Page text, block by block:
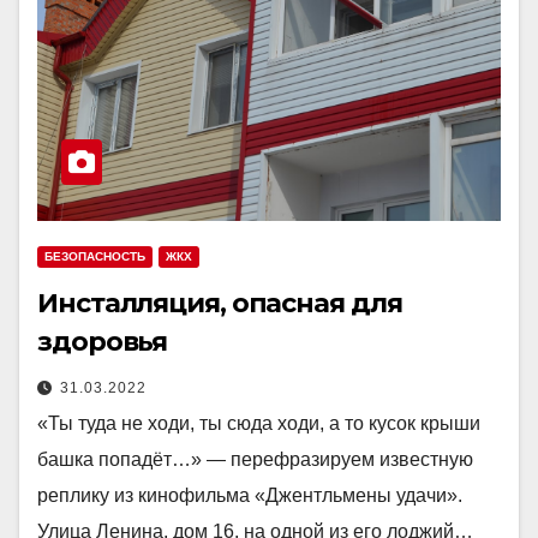
БЕЗОПАСНОСТЬ ЖКХ
Инсталляция, опасная для
здоровья
31.03.2022
«Ты туда не ходи, ты сюда ходи, а то кусок крыши
башка попадёт…» — перефразируем известную
реплику из кинофильма «Джентльмены удачи».
Улица Ленина, дом 16, на одной из его лоджий…